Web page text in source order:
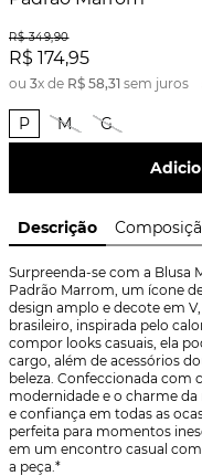
R$ 349,90
R$ 174,95
ou 3x de R$ 58,31 sem juros
P M G
Descrição
Surpreenda-se com a Blusa
Padrão Marrom, um ícone
design amplo e decote em
brasileiro, inspirada pelo
compor looks casuais, ela
cargo, além de acessórios
beleza. Confeccionada com
modernidade e o charme da
e confiança em todas as
perfeita para momentos
em um encontro casual
a peça.*